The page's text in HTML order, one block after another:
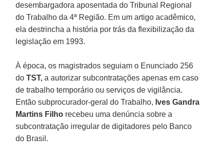
desembargadora aposentada do Tribunal Regional
do Trabalho da 4ª Região. Em um artigo acadêmico,
ela destrincha a história por trás da flexibilização da
legislação em 1993.
À época, os magistrados seguiam o Enunciado 256
doTST, a autorizar subcontratações apenas em caso
de trabalho temporário ou serviços de vigilância.
Então subprocurador-geral do Trabalho, Ives Gandra
Martins Filho recebeu uma denúncia sobre a
subcontratação irregular de digitadores pelo Banco
do Brasil.